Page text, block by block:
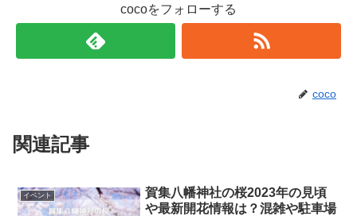
cocoをフォローする
coco
関連記事
イベント
賀集八幡神社の桜2023年の見頃
や最新開花情報は？混雑や駐車場